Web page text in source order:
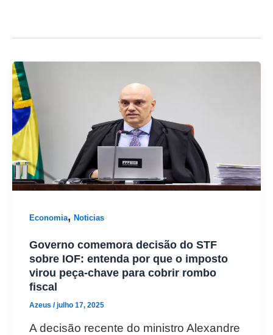
Economia, Noticias
Governo comemora decisão do STF
sobre IOF: entenda por que o imposto
virou peça-chave para cobrir rombo
fiscal
Azeus /julho 17, 2025
A decisão recente do ministro Alexandre